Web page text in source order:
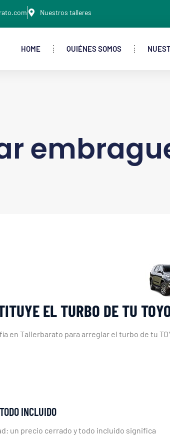
Nuestros talleres
HOME QUIÉNES SOMOS
embrague
EL TURBO DE TU
en Tallerbarato para arreglar el turbo de tu
INCLUIDO
un precio cerrado y todo incluido significa